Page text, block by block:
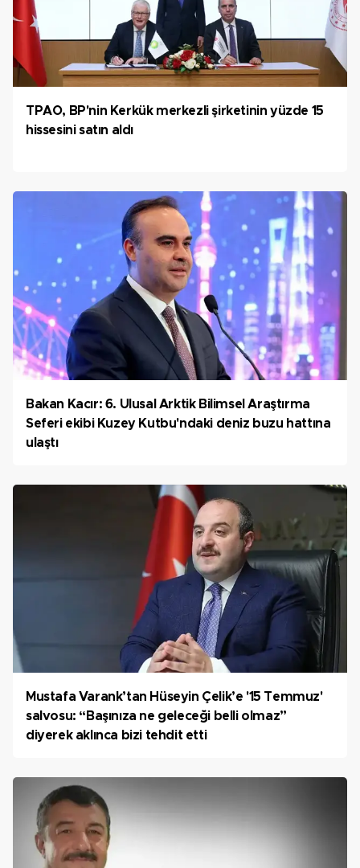
TPAO, BP'nin Kerkük merkezli şirketinin yüzde 15
hissesini satın aldı
Bakan Kacır: 6. Ulusal Arktik Bilimsel Araştırma
Seferi ekibi Kuzey Kutbu'ndaki deniz buzu hattına
ulaştı
Mustafa Varank’tan Hüseyin Çelik’e '15 Temmuz'
salvosu: “Başınıza ne geleceği belli olmaz”
diyerek aklınca bizi tehdit etti